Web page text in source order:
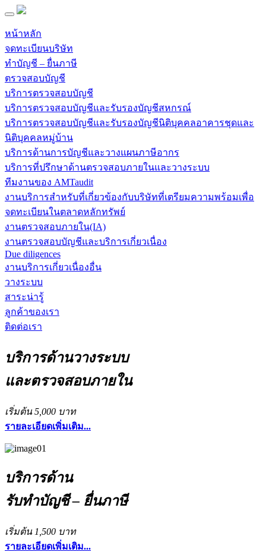
หน้าหลัก
จดทะเบียนบริษัท
ทำบัญชี – ยื่นภาษี
ตรวจสอบบัญชี
บริการตรวจสอบบัญชี
บริการตรวจสอบบัญชีและรับรองบัญชีสหกรณ์
บริการตรวจสอบบัญชีและรับรองบัญชีนิติบุคคลอาคารชุดและ
นิติบุคคลหมู่บ้าน
บริการด้านการบัญชีและวางแผนภาษีอากร
บริการที่ปรึกษาด้านตรวจสอบภายในและวางระบบ
ทีมงานของ AMTaudit
งานบริการสำหรับที่เกี่ยวข้องกับบริษัทที่เตรียมความพร้อมเพื่อ
จดทะเบียนในตลาดหลักทรัพย์
งานตรวจสอบภายใน(IA)
งานตรวจสอบบัญชีและบริการเกี่ยวเนื่อง
Due diligences
งานบริการเกี่ยวเนื่องอื่น
วางระบบ
สาระน่ารู้
ลูกค้าของเรา
ติดต่อเรา
บริการด้านวางระบบ
และตรวจสอบภายใน
เริ่มต้น 5,000 บาท
รายละเอียดเพิ่มเติม...
บริการด้าน
รับทำบัญชี – ยื่นภาษี
เริ่มต้น 1,500 บาท
รายละเอียดเพิ่มเติม...